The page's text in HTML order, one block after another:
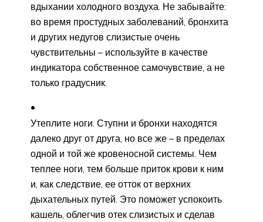
вдыхании холодного воздуха. Не забывайте:
во время простудных заболеваний, бронхита
и других недугов слизистые очень
чувствительны – используйте в качестве
индикатора собственное самочувствие, а не
только градусник.
Утеплите ноги. Ступни и бронхи находятся
далеко друг от друга, но все же – в пределах
одной и той же кровеносной системы. Чем
теплее ноги, тем больше приток крови к ним
и, как следствие, ее отток от верхних
дыхательных путей. Это поможет успокоить
кашель, облегчив отек слизистых и сделав